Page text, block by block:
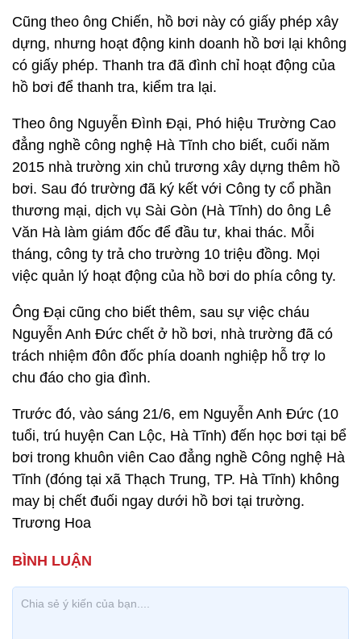
Cũng theo ông Chiến, hồ bơi này có giấy phép xây
dựng, nhưng hoạt động kinh doanh hồ bơi lại không
có giấy phép. Thanh tra đã đình chỉ hoạt động của
hồ bơi để thanh tra, kiểm tra lại.
Theo ông Nguyễn Đình Đại, Phó hiệu Trường Cao
đẳng nghề công nghệ Hà Tĩnh cho biết, cuối năm
2015 nhà trường xin chủ trương xây dựng thêm hồ
bơi. Sau đó trường đã ký kết với Công ty cổ phần
thương mại, dịch vụ Sài Gòn (Hà Tĩnh) do ông Lê
Văn Hà làm giám đốc để đầu tư, khai thác. Mỗi
tháng, công ty trả cho trường 10 triệu đồng. Mọi
việc quản lý hoạt động của hồ bơi do phía công ty.
Ông Đại cũng cho biết thêm, sau sự việc cháu
Nguyễn Anh Đức chết ở hồ bơi, nhà trường đã có
trách nhiệm đôn đốc phía doanh nghiệp hỗ trợ lo
chu đáo cho gia đình.
Trước đó, vào sáng 21/6, em Nguyễn Anh Đức (10
tuổi, trú huyện Can Lộc, Hà Tĩnh) đến học bơi tại bể
bơi trong khuôn viên Cao đẳng nghề Công nghệ Hà
Tĩnh (đóng tại xã Thạch Trung, TP. Hà Tĩnh) không
may bị chết đuối ngay dưới hồ bơi tại trường.
Trương Hoa